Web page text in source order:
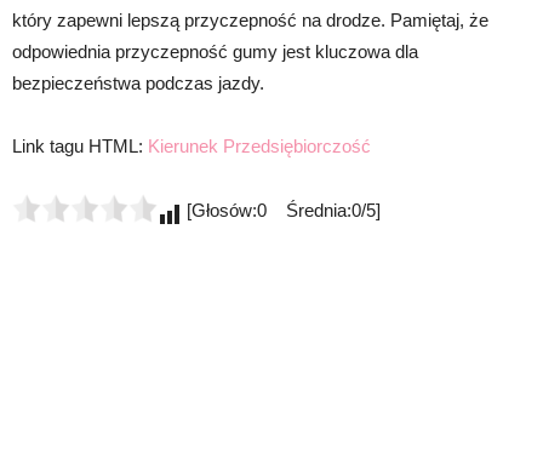
który zapewni lepszą przyczepność na drodze. Pamiętaj, że
odpowiednia przyczepność gumy jest kluczowa dla
bezpieczeństwa podczas jazdy.
Link tagu HTML: Kierunek Przedsiębiorczość
[Głosów:0 Średnia:0/5]